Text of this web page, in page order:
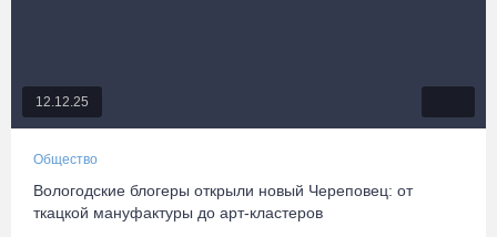
12.12.25
Общество
Вологодские блогеры открыли новый Череповец: от
ткацкой мануфактуры до арт-кластеров